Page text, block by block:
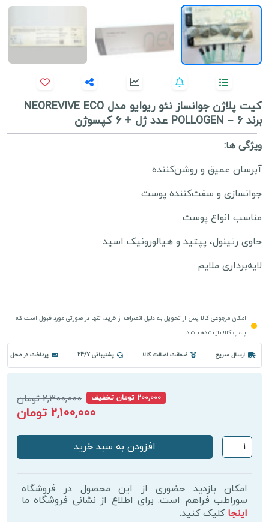
کیت پلاژن جوانساز نئو ریوایو مدل NEOREVIVE ECO
برند POLLOGEN – 6 عدد ژل + 6 کپسوژن
ویژگی ها:
آبرسان عمیق و روشن‌کننده
جوانسازی و سفت‌کننده پوست
مناسب انواع پوست
حاوی رتینول، پپتید و هیالورونیک اسید
لایه‌برداری ملایم
امکان مرجوعی کالا پس از تحویل به دلیل انصراف از خرید، تنها در صورتی مورد قبول است که
پلمپ کالا باز نشده باشد.
ارسال سریع ضمانت اصالت کالا پشتیباتی 24/7 پرداخت در محل
200,000 تومان تخفیف 2,300,000 تومان
2,100,000 تومان
کیت
پلاژن
نئو
ریوایو
مدل
افزودن به سبد خرید
امکان بازدید حضوری از این محصول در فروشگاه
سوراطب فراهم است. برای اطلاع از نشانی فروشگاه ما
اینجا کلیک کنید.